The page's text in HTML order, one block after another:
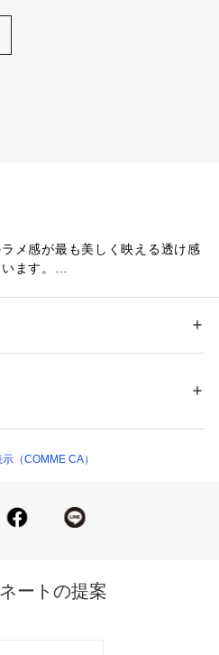
メ感が最も美しく映える透け感
ます。
ンが涼しげで、動きのあるデザ
っていただけて便利な一枚で
気の糸です。
があり、光沢のメランジカラー
25%
（COMME CA）